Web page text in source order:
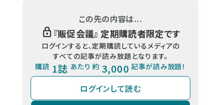
この先の内容は...
『販促会議』 定期購読者限定です
ログインすると、定期購読しているメディアの
すべての記事が読み放題となります。
購読 1誌 あたり 約 3,000 記事が読み放題！
ログインして読む